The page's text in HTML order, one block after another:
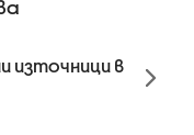
източници в